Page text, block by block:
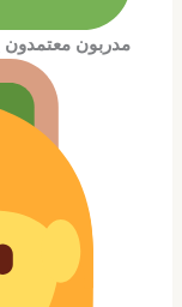
مدربون معتمدون